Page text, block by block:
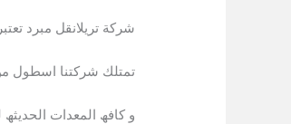
شركة تريلانقل مبرد
تمتلك شركتنا اسطول
و كافھ المعدات